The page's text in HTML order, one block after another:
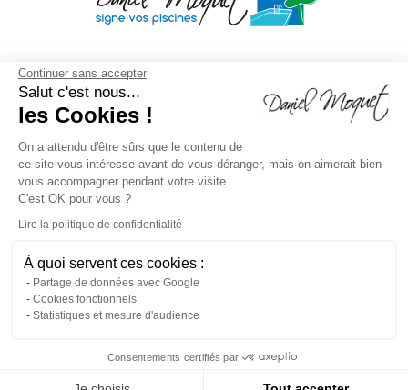
Continuer sans accepter
Salut c'est nous...
les Cookies !
On a attendu d'être sûrs que le contenu de
ce site vous intéresse avant de vous déranger, mais on aimerait bien
vous accompagner pendant votre visite...
C'est OK pour vous ?
Lire la politique de confidentialité
À quoi servent ces cookies :
Partage de données avec Google
Cookies fonctionnels
Statistiques et mesure d'audience
Consentements certifiés par
Mentions légales Droit à l'oubli
communication